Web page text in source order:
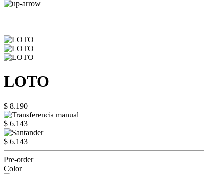
LOTO
$ 8.190
$ 6.143
$ 6.143
Pre-order
Color